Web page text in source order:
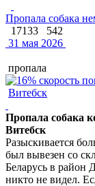
Пропала собака
17133
542
31 мая 2026
пропала
Витебск
Пропала собака
Витебск
Разыскивается
был вывезен со
Беларусь в район
никто не видел.